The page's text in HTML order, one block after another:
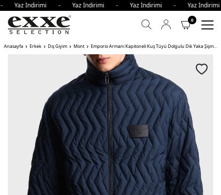
Yaz İndirimi - Yaz İndirimi - Yaz İndirimi - Yaz
0
Anasayfa Erkek Dış Giyim Mont Emporio Armani Kapitoneli Kuş Tüyü Dolgulu Dik Yaka Şişme Erkek Mont